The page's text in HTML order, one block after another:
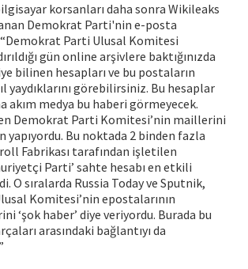
korsanları daha sonra Wikileaks
Demokrat Parti'nin e-posta
“Demokrat Parti Ulusal Komitesi
gün online arşivlere baktığınızda
bilinen hesapları ve bu postaların
yaydıklarını görebilirsiniz. Bu hesaplar
akım medya bu haberi görmeyecek.
Demokrat Parti Komitesi’nin maillerini
yapıyordu. Bu noktada 2 binden fazla
Fabrikası tarafından işletilen
Parti’ sahte hesabı en etkili
O sıralarda Russia Today ve Sputnik,
Komitesi’nin epostalarının
‘şok haber’ diye veriyordu. Burada bu
arasındaki bağlantıyı da